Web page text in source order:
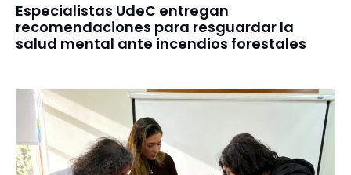
Especialistas UdeC entregan
recomendaciones para resguardar la
salud mental ante incendios forestales